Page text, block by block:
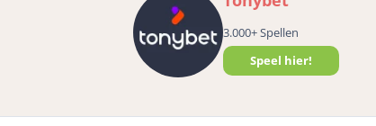
3.000+ Spellen
Speel hier!